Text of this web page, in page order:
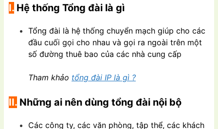
I. Hệ thống Tổng đài là gì
Tổng đài là hệ thống chuyển mạch giúp cho các
đầu cuối gọi cho nhau và gọi ra ngoài trên một
số đường thuê bao của các nhà cung cấp
Tham khảo tổng đài IP là gì ?
II. Những ai nên dùng tổng đài nội bộ
Các công ty, các văn phòng, tập thể, các khách